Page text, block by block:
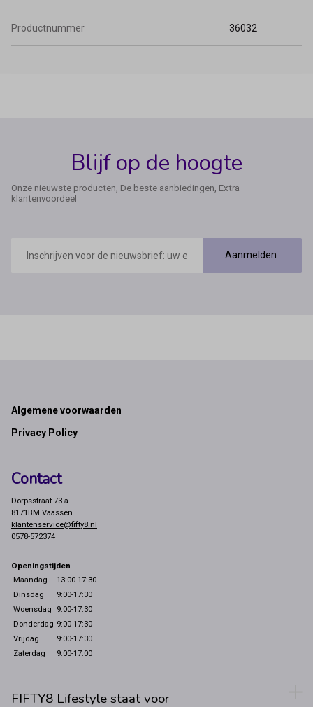
Productnummer 36032
Blijf op de hoogte
Onze nieuwste producten, De beste aanbiedingen, Extra
klantenvoordeel
mailadres
Aanmelden
Footer
Algemene voorwaarden
Privacy Policy
Contact
Dorpsstraat 73 a
8171BM Vaassen
klantenservice@fifty8.nl
0578-572374
Openingstijden
Maandag
13:00-17:30
Dinsdag
9:00-17:30
Woensdag
9:00-17:30
Donderdag 9:00-17:30
Vrijdag
9:00-17:30
Zaterdag
9:00-17:00
FIFTY8 Lifestyle staat voor